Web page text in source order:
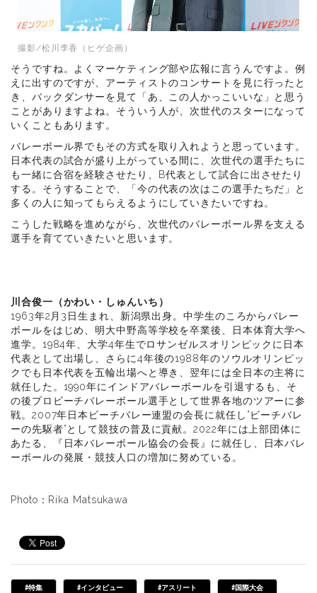
撮影/松川李香（ヒゲ企画）
そうですね。よくマーケティング部や広報に言うんですよ。例
えに出すのですが、アーティストのコンサートを見に行ったと
き、バックダンサーを見て「あ、この人かっこいいな」と思う
ことがありますよね。そういう人が、次世代のスターになって
いくこともあります。
バレーボール界でもその方式を取り入れようと思っています。
日本代表の試合が盛り上がっている間に、次世代の選手たちに
も一緒に合宿を経験させたり、B代表として試合に出させたり
する。そうすることで、「今の代表の次はこの選手たちだ」と
多くの人に知ってもらえるようにしていきたいですね。
こうした戦略を進めながら、次世代のバレーボール界を支える
選手を育てていきたいと思います。
川合俊一（かわい・しゅんいち）
1963年2月3日生まれ、新潟県出身。中学生のころからバレー
ボールをはじめ、明大中野高等学校を卒業後、日本体育大学へ
進学。1984年、大学4年生でロサンゼルスオリンピックに日本
代表として出場し、さらに4年後の1988年のソウルオリンピッ
クでも日本代表を五輪出場へと導き、翌年には全日本の主将に
就任した。1990年にインドアバレーボールを引退するも、そ
の後プロビーチバレーボール選手として世界各地のツアーに参
戦。2007年日本ビーチバレー連盟の会長に就任し”ビーチバレ
ーの先駆者”として競技の普及に貢献。2022年には上部団体に
あたる、『日本バレーボール協会の会長』に就任し、日本バレ
ーボールの発展・競技人口の増加に努めている。
Photo：Rika Matsukawa
#特集 #インタビュー #アスリート #国際大会